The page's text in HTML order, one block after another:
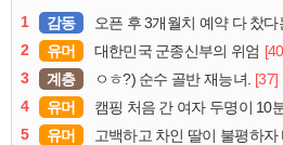
1 감동 오픈 후 3개월치 예약 다 찼다
2
유머 대한민국 군종신부의 위엄
3
계층 ㅇㅎ?) 순수 골반 재능녀. [37]
4
유머 캠핑 처음 간 여자 두명이 10
5
유머 고백하고 차인 딸이 불평하